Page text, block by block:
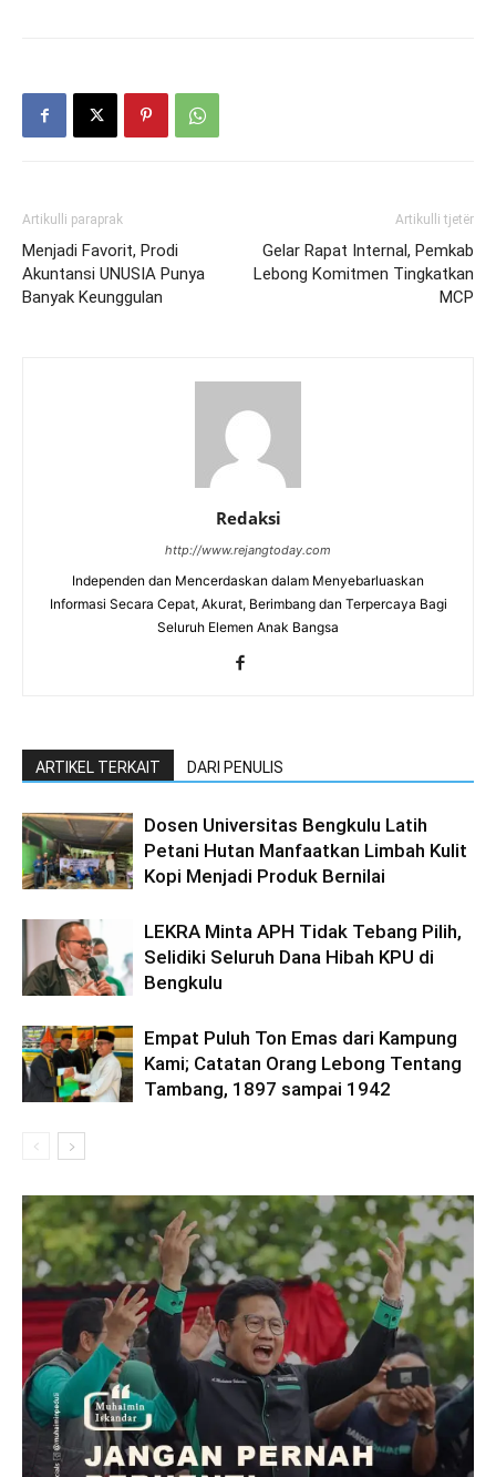
Artikulli paraprak
Menjadi Favorit, Prodi
Akuntansi UNUSIA Punya
Banyak Keunggulan
Artikulli tjetër
Gelar Rapat Internal, Pemkab
Lebong Komitmen Tingkatkan
MCP
Redaksi
http://www.rejangtoday.com
Independen dan Mencerdaskan dalam Menyebarluaskan
Informasi Secara Cepat, Akurat, Berimbang dan Terpercaya Bagi
Seluruh Elemen Anak Bangsa
ARTIKEL TERKAIT DARI PENULIS
Dosen Universitas Bengkulu Latih
Petani Hutan Manfaatkan Limbah Kulit
Kopi Menjadi Produk Bernilai
LEKRA Minta APH Tidak Tebang Pilih,
Selidiki Seluruh Dana Hibah KPU di
Bengkulu
Empat Puluh Ton Emas dari Kampung
Kami; Catatan Orang Lebong Tentang
Tambang, 1897 sampai 1942